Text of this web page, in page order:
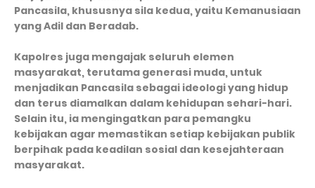
Pancasila, khususnya sila kedua, yaitu Kemanusiaan
yang Adil dan Beradab.
Kapolres juga mengajak seluruh elemen
masyarakat, terutama generasi muda, untuk
menjadikan Pancasila sebagai ideologi yang hidup
dan terus diamalkan dalam kehidupan sehari-hari.
Selain itu, ia mengingatkan para pemangku
kebijakan agar memastikan setiap kebijakan publik
berpihak pada keadilan sosial dan kesejahteraan
masyarakat.